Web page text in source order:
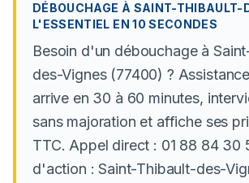
DÉBOUCHAGE À SAINT-THIBAULT-
L'ESSENTIEL EN 10 SECONDES
Besoin d'un débouchage à
des-Vignes (77400) ?
arrive en 30 à 60 minutes,
sans majoration et affiche ses
TTC. Appel direct : 01 88 84 30
d'action : Saint-Thibault-des-